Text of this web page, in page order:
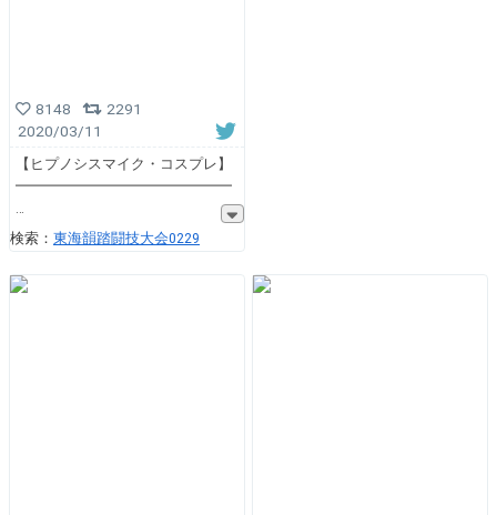
8148
2291
2020/03/11
【ヒプノシスマイク・コスプレ】
━━━━━━━━━━━━━━━
検索： 東海韻踏闘技大会0229